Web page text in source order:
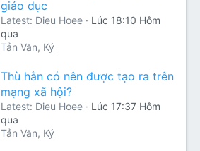
giáo dục
Latest: Dieu Hoee
Lúc 18:10 Hôm
qua
Tản Văn, Ký
Thù hằn có nên được tạo ra trên
mạng xã hội?
Latest: Dieu Hoee
Lúc 17:37 Hôm
qua
Tản Văn, Ký